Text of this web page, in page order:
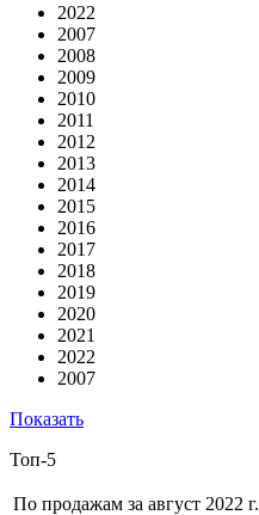
2022
2007
2008
2009
2010
2011
2012
2013
2014
2015
2016
2017
2018
2019
2020
2021
2022
2007
Показать
Топ-5
По продажам за август 2022 г.